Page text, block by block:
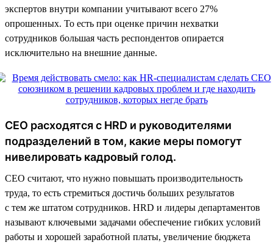
экспертов внутри компании учитывают всего 27%
опрошенных. То есть при оценке причин нехватки
сотрудников большая часть респондентов опирается
исключительно на внешние данные.
CEO расходятся с HRD и руководителями
подразделений в том, какие меры помогут
нивелировать кадровый голод.
СЕО считают, что нужно повышать производительность
труда, то есть стремиться достичь больших результатов
с тем же штатом сотрудников. HRD и лидеры департаментов
называют ключевыми задачами обеспечение гибких условий
работы и хорошей заработной платы, увеличение бюджета